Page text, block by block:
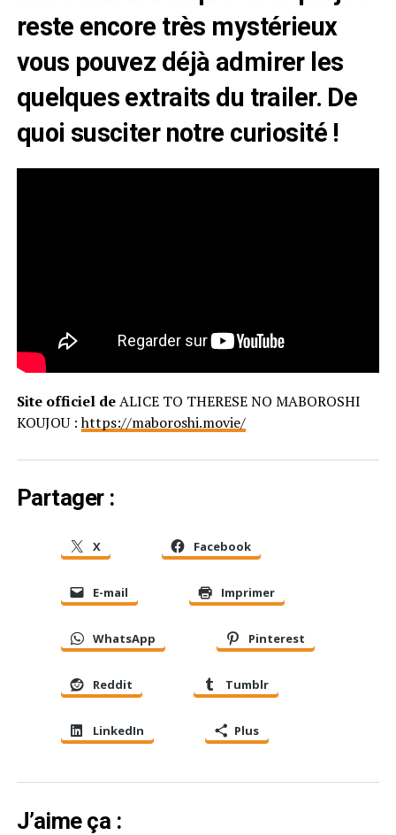
reste encore très mystérieux
vous pouvez déjà admirer les
quelques extraits du trailer. De
quoi susciter notre curiosité !
Site officiel deALICE TO THERESE NO MABOROSHI
KOUJOU :https://maboroshi.movie/
Partager :
X Facebook
E-mail Imprimer
WhatsApp Pinterest
Reddit Tumblr
LinkedIn Plus
J’aime ça :